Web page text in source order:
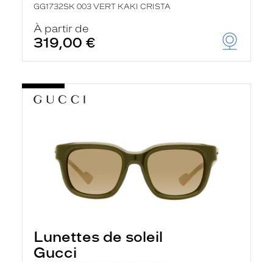
GG1732SK 003 VERT KAKI CRISTA
À partir de
319,00 €
Lunettes de soleil
Gucci